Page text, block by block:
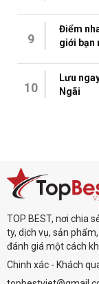
9
Điểm
giới bạn
10
Lưu
Ngãi
TOP BEST, nơi chia
ty, dịch vụ, sản
đánh giá một cách
Chinh xác - Khách